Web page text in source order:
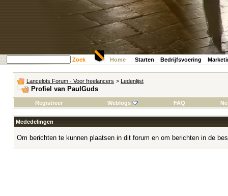
Zoek Home Starten Bedrijfsvoering
Lancelots Forum - Voor freelancers > Ledenlijst
Profiel van PaulGuds
Registreer Weblogs FAQ
Mededelingen
Om berichten te kunnen plaatsen in dit forum en om berichten in de